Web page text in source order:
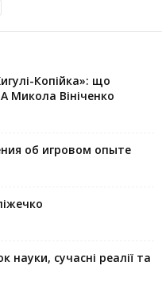
Копійка»: що
Микола Вініченко
об игровом опыте
науки, сучасні реалії та